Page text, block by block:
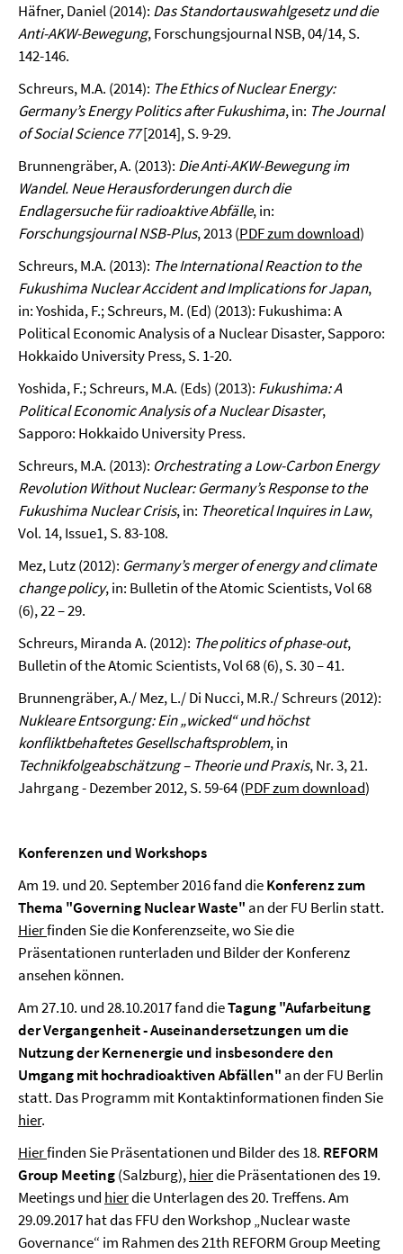
Häfner, Daniel (2014): Das Standortauswahlgesetz und die
Anti-AKW-Bewegung, Forschungsjournal NSB, 04/14, S.
142-146.
Schreurs, M.A. (2014): The Ethics of Nuclear Energy:
Germany’s Energy Politics after Fukushima, in: The Journal
of Social Science 77[2014], S. 9-29.
Brunnengräber, A. (2013): Die Anti-AKW-Bewegung im
Wandel. Neue Herausforderungen durch die
Endlagersuche für radioaktive Abfälle, in:
Forschungsjournal NSB-Plus, 2013 (PDF zum download)
Schreurs, M.A. (2013): The International Reaction to the
Fukushima Nuclear Accident and Implications for Japan,
in: Yoshida, F.; Schreurs, M. (Ed) (2013): Fukushima: A
Political Economic Analysis of a Nuclear Disaster, Sapporo:
Hokkaido University Press, S. 1-20.
Yoshida, F.; Schreurs, M.A. (Eds) (2013): Fukushima: A
Political Economic Analysis of a Nuclear Disaster,
Sapporo: Hokkaido University Press.
Schreurs, M.A. (2013): Orchestrating a Low-Carbon Energy
Revolution Without Nuclear: Germany’s Response to the
Fukushima Nuclear Crisis, in: Theoretical Inquires in Law,
Vol. 14, Issue1, S. 83-108.
Mez, Lutz (2012): Germany’s merger of energy and climate
change policy, in: Bulletin of the Atomic Scientists, Vol 68
(6), 22 – 29.
Schreurs, Miranda A. (2012): The politics of phase-out,
Bulletin of the Atomic Scientists, Vol 68 (6), S. 30 – 41.
Brunnengräber, A./ Mez, L./ Di Nucci, M.R./ Schreurs (2012):
Nukleare Entsorgung: Ein „wicked“ und höchst
konfliktbehaftetes Gesellschaftsproblem, in
Technikfolgeabschätzung – Theorie und Praxis, Nr. 3, 21.
Jahrgang - Dezember 2012, S. 59-64 (PDF zum download)
Konferenzen und Workshops
Am 19. und 20. September 2016 fand dieKonferenz zum
Thema "Governing Nuclear Waste" an der FU Berlin statt.
Hierfinden Sie die Konferenzseite, wo Sie die
Präsentationen runterladen und Bilder der Konferenz
ansehen können.
Am 27.10. und 28.10.2017 fand dieTagung "Aufarbeitung
der Vergangenheit - Auseinandersetzungen um die
Nutzung der Kernenergie und insbesondere den
Umgang mit hochradioaktiven Abfällen" an der FU Berlin
statt. Das Programm mit Kontaktinformationen finden Sie
hier.
Hierfinden Sie Präsentationen und Bilder des 18. REFORM
Group Meeting(Salzburg),hierdie Präsentationen des 19.
Meetings und hierdie Unterlagen des 20. Treffens. Am
29.09.2017 hat das FFU den Workshop „Nuclear waste
Governance“ im Rahmen des 21th REFORM Group Meeting